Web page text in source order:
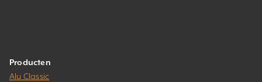
Producten
Alu Classic